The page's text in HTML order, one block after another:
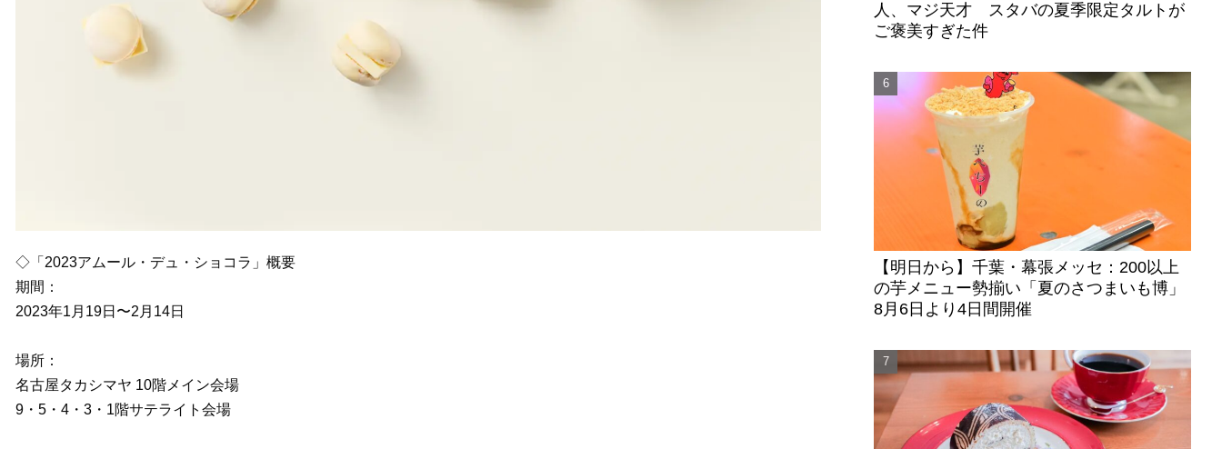
◇「2023アムール・デュ・ショコラ」概要
期間：
2023年1月19日〜2月14日
場所：
名古屋タカシマヤ 10階メイン会場
9・5・4・3・1階サテライト会場
人、マジ天才 スタバの夏季限定タルトが
ご褒美すぎた件
【明日から】千葉・幕張メッセ：200以上
の芋メニュー勢揃い「夏のさつまいも博」
8月6日より4日間開催